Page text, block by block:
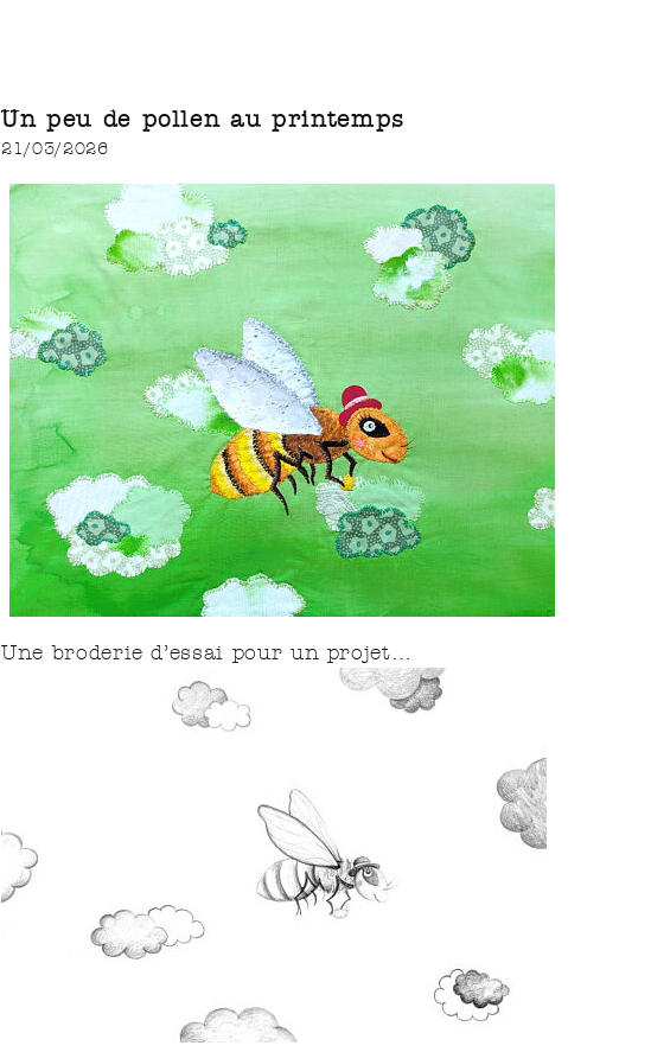
Un peu de pollen au printemps
21/03/2026
Une broderie d’essai pour un projet…